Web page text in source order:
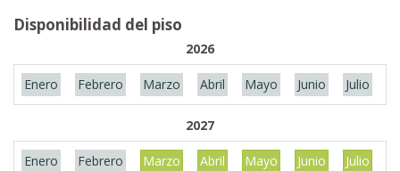
Disponibilidad del piso
2026
Enero Febrero Marzo Abril Mayo Junio Julio
2027
Enero Febrero Marzo Abril Mayo Junio Julio